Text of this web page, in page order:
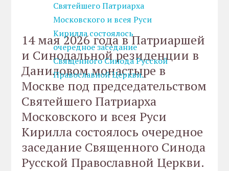
14 мая 2026 года в Патриаршей
и Синодальной резиденции в
Даниловом монастыре в
Москве под председательством
Святейшего Патриарха
Московского и всея Руси
Кирилла состоялось очередное
заседание Священного Синода
Русской Православной Церкви.